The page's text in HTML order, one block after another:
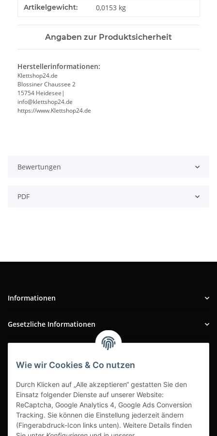
Wie wir Cookies & Co nutzen
Durch Klicken auf „Alle akzeptieren“ gestatten Sie den
Einsatz folgender Dienste auf unserer Website:
ReCaptcha, Google Analytics 4, Google Ads Conversion
Tracking. Sie können die Einstellung jederzeit ändern
(Fingerabdruck-Icon links unten). Weitere Details finden
Produkteigenschaft
Wert
Artikelgewicht: 0,0153 kg
Angaben zur Produktsicherheit
Herstellerinformationen:
Klettshop24.de
Blossiner Chaussee 2
15754 Heidesee|
info@klettshop24.de
https://www.Klettshop24.de
Bewertungen
PDF
Informationen
Gesetzliche Informationen